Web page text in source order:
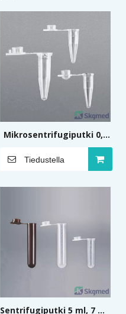
Mikrosentrifugiputki 0,5
Tiedustella
Sentrifugiputki 5 ml, 7 ml,